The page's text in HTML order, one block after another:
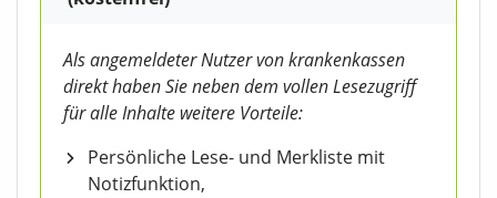
Als angemeldeter Nutzer von krankenkassen
direkt haben Sie neben dem vollen Lesezugriff
für alle Inhalte weitere Vorteile:
Persönliche Lese- und Merkliste mit
Notizfunktion,